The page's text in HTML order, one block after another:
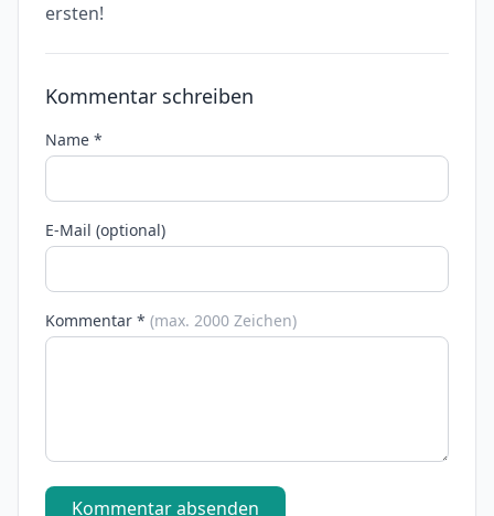
ersten!
Kommentar schreiben
Name *
E-Mail (optional)
Kommentar * (max. 2000 Zeichen)
Kommentar absenden